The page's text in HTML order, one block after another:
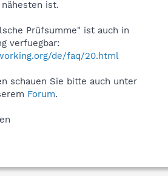
ist.
Prüfsumme" ist auch in
verfuegbar:
de/faq/20.html
schauen Sie bitte auch unter
Forum.